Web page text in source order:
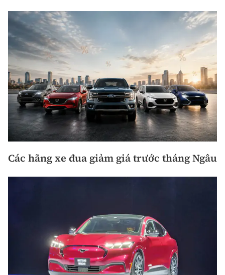
Các hãng xe đua giảm giá trước tháng Ngâu